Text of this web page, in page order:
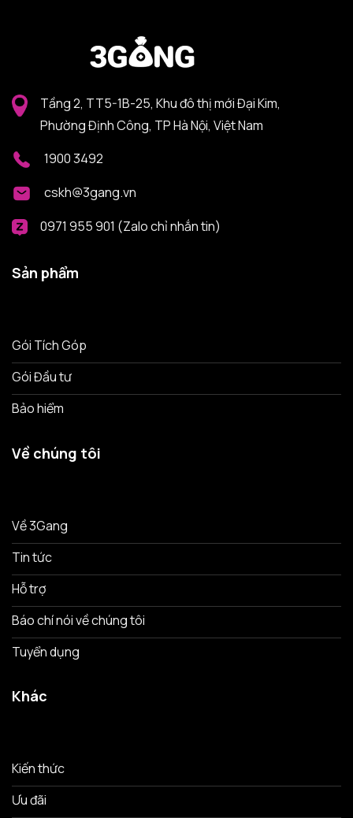
Tầng 2, TT5-1B-25, Khu đô thị mới Đại Kim,
Phường Định Công, TP Hà Nội, Việt Nam
1900 3492
cskh@3gang.vn
0971 955 901 (Zalo chỉ nhắn tin)
Sản phẩm
Gói Tích Góp
Gói Đầu tư
Bảo hiểm
Về chúng tôi
Về 3Gang
Tin tức
Hỗ trợ
Báo chí nói về chúng tôi
Tuyển dụng
Khác
Kiến thức
Ưu đãi